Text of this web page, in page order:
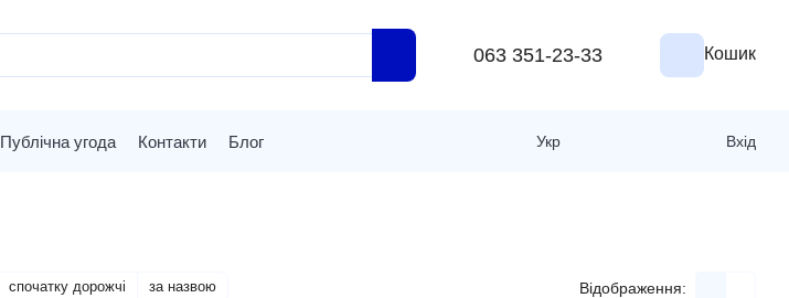
063 351-23-33 Кошик
Публічна угода Контакти Блог Укр Вхід
спочатку дорожчі за назвою Відображення: